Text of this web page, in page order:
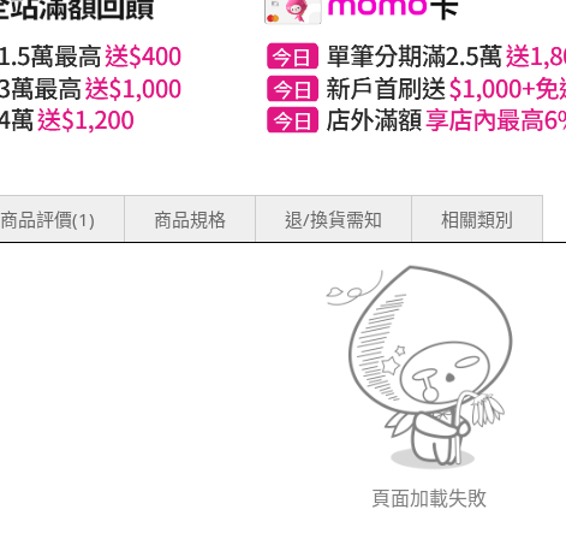
商品評價(1) 商品規格 退/換貨需知 相關類別
頁面加載失敗